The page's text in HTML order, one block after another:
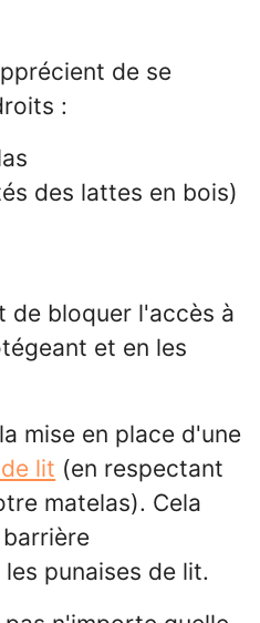
de se
:
des lattes en bois)
de bloquer l'accès à
et en les
mise en place d'une
lit (en respectant
matelas). Cela
punaises de lit.